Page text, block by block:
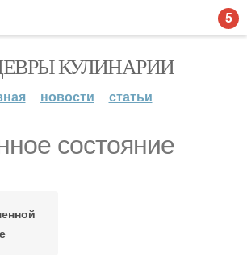
КУЛИНАРИИ
новости статьи
состояние
5